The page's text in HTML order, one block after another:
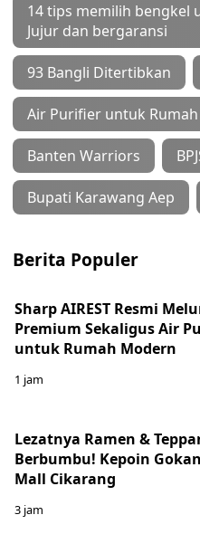
14 tips memilih bengkel
Jujur dan bergaransi
93 Bangli Ditertibkan
Air Purifier untuk
Banten Warriors
Bupati Karawang Aep
Berita Populer
Sharp AIREST Resmi
Premium Sekaligus Air
untuk Rumah Modern
1 jam
Lezatnya Ramen &
Berbumbu! Kepoin
Mall Cikarang
3 jam